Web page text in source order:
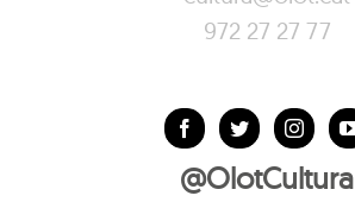
972 27 27 77
@OlotCultura